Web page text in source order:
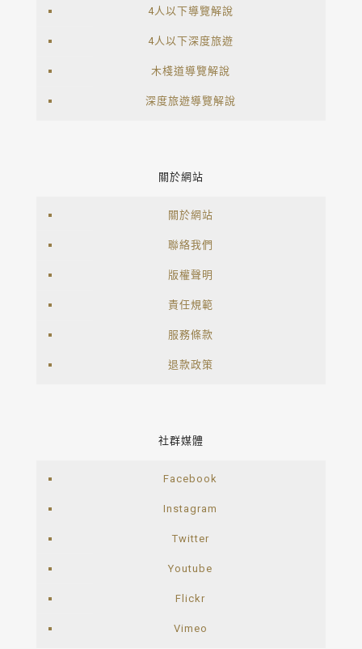
4人以下導覽解說
4人以下深度旅遊
木棧道導覽解說
深度旅遊導覽解說
關於網站
關於網站
聯絡我們
版權聲明
責任規範
服務條款
退款政策
社群媒體
Facebook
Instagram
Twitter
Youtube
Flickr
Vimeo